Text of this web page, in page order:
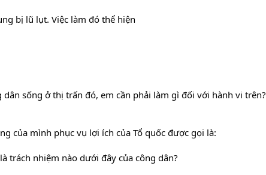
bị lũ lụt. Việc làm đó thể hiện
sống ở thị trấn đó, em cần phải làm gì đối với hành vi trên?
của mình phục vụ lợi ích của Tổ quốc được gọi là:
trách nhiệm nào dưới đây của công dân?